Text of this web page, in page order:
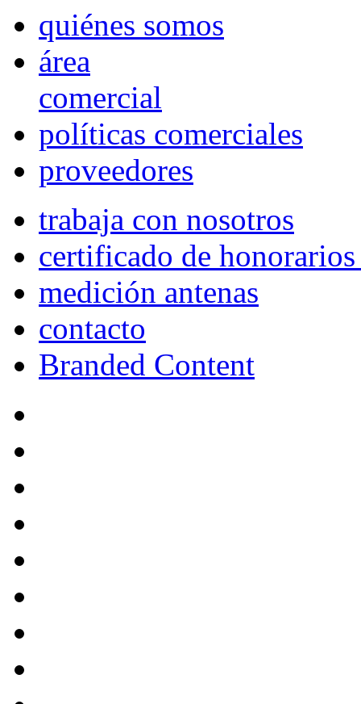
quiénes somos
área
comercial
políticas comerciales
proveedores
trabaja con nosotros
certificado de
medición antenas
contacto
Branded Content